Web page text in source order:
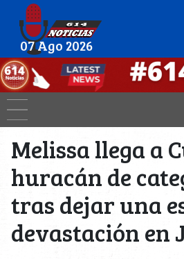
07 Ago 2026
Melissa llega a
huracán de
tras dejar una
devastación en